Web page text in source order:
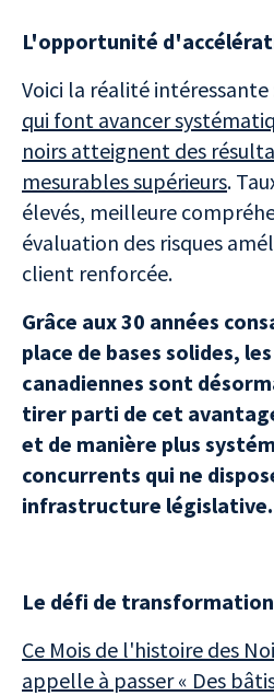
L'opportunité
Voici la réalité intéressante
qui font avancer
noirs atteignent des
mesurables supérieurs.
élevés, meilleure
évaluation des risques
client renforcée.
Grâce aux 30 années
place de bases solides,
canadiennes sont
tirer parti de cet
et de manière plus
concurrents qui ne
infrastructure législative.
Le défi de
Ce Mois de l'histoire des
appelle à passer « Des